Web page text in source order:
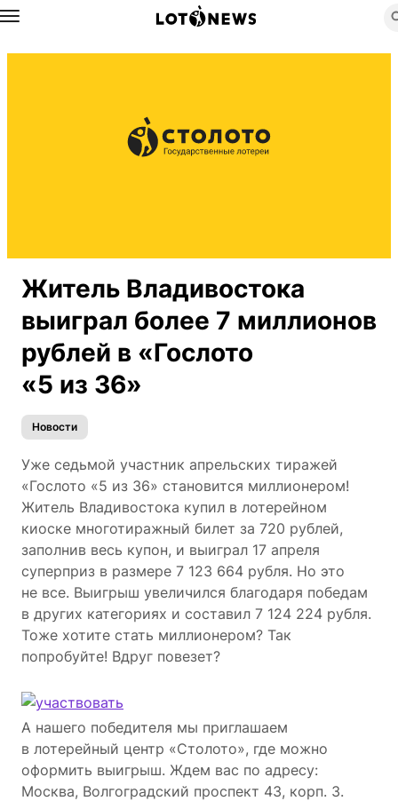
Назад
Житель Владивостока
выиграл более 7 миллионов
рублей в «Гослото
«5 из 36»
Новости
Уже седьмой участник апрельских тиражей
«Гослото «5 из 36» становится миллионером!
Житель Владивостока купил в лотерейном
киоске многотиражный билет за 720 рублей,
заполнив весь купон, и выиграл 17 апреля
суперприз в размере 7 123 664 рубля. Но это
не все. Выигрыш увеличился благодаря победам
в других категориях и составил 7 124 224 рубля.
Тоже хотите стать миллионером? Так
попробуйте! Вдруг повезет?
А нашего победителя мы приглашаем
в лотерейный центр «Столото», где можно
оформить выигрыш. Ждем вас по адресу:
Москва, Волгоградский проспект 43, корп. 3.